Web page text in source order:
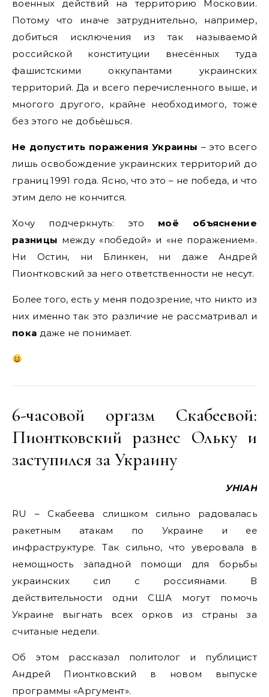
военных действий на территорию Московии.
Потому что иначе затруднительно, например,
добиться исключения из так называемой
российской конституции внесённых туда
фашистскими оккупантами украинских
территорий. Да и всего перечисленного выше, и
многого другого, крайне необходимого, тоже
без этого не добьёшься.
Не допустить поражения Украины – это всего
лишь освобождение украинских территорий до
границ 1991 года. Ясно, что это – не победа, и что
этим дело не кончится.
Хочу подчеркнуть: это моё объяснение
разницы между «победой» и «не поражением».
Ни Остин, ни Блинкен, ни даже Андрей
Пионтковский за него ответственности не несут.
Более того, есть у меня подозрение, что никто из
них именно так это различие не рассматривал и
пока даже не понимает.
6-часовой оргазм Скабеевой:
Пионтковский разнес Ольку и
заступился за Украину
УНІАН
RU – Скабеева слишком сильно радовалась
ракетным атакам по Украине и ее
инфраструктуре. Так сильно, что уверовала в
немощность западной помощи для борьбы
украинских сил с россиянами. В
действительности одни США могут помочь
Украине выгнать всех орков из страны за
считаные недели.
Об этом рассказал политолог и публицист
Андрей Пионтковский в новом выпуске
программы «Аргумент».